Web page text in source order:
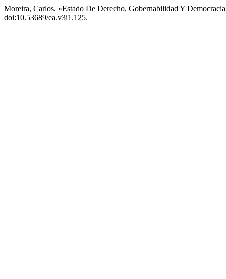
Moreira, Carlos. «Estado De Derecho, Gobernabilidad Y
doi:10.53689/ea.v3i1.125.